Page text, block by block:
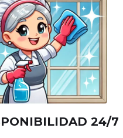
24/7